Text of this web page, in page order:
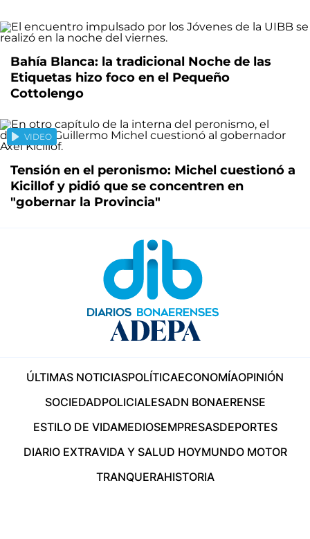
Bahía Blanca: la tradicional Noche de las
Etiquetas hizo foco en el Pequeño
Cottolengo
VIDEO
Tensión en el peronismo: Michel cuestionó a
Kicillof y pidió que se concentren en
"gobernar la Provincia"
ÚLTIMAS NOTICIASPOLÍTICAECONOMÍAOPINIÓN
SOCIEDADPOLICIALESADN BONAERENSE
ESTILO DE VIDAMEDIOSEMPRESASDEPORTES
DIARIO EXTRAVIDA Y SALUD HOYMUNDO MOTOR
TRANQUERAHISTORIA